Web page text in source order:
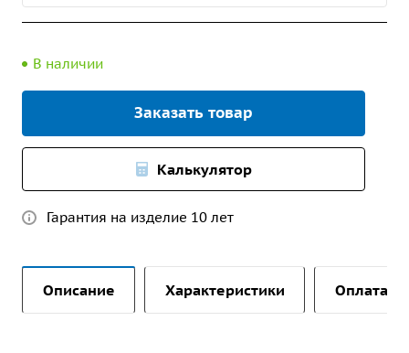
В наличии
Заказать товар
Калькулятор
Гарантия на изделие 10 лет
Описание Характеристики Оплата и